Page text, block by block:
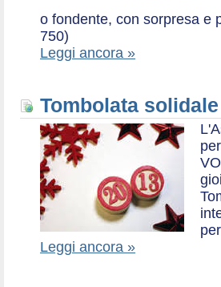
o fondente, con sorpresa e
750)
Leggi ancora »
Tombolata
Leggi ancora »